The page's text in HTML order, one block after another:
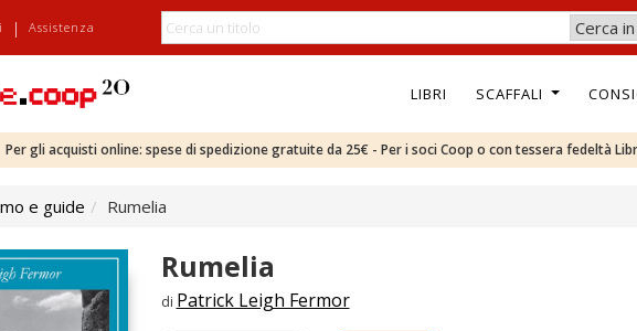
| Assistenza
LIBRI SCAFFALI
Per gli acquisti online: spese di spedizione gratuite da 25€ - Per i soci Coop o con tessera fedeltà
e guide Rumelia
Rumelia
di Patrick Leigh Fermor